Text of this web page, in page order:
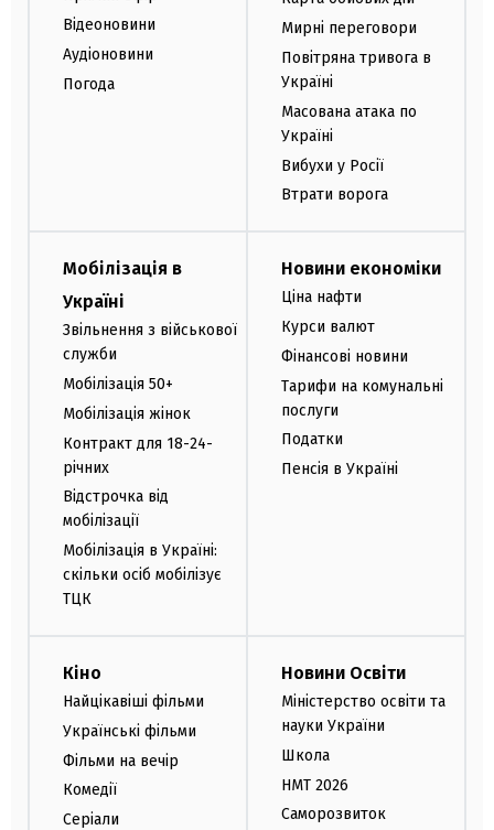
Відеоновини
Аудіоновини
Погода
Мирні переговори
Повітряна тривога в
Україні
Масована атака по
Україні
Вибухи у Росії
Втрати ворога
Мобілізація в
Україні
Звільнення з військової
служби
Мобілізація 50+
Мобілізація жінок
Контракт для 18-24-
річних
Відстрочка від
мобілізації
Мобілізація в Україні:
скільки осіб мобілізує
ТЦК
Новини економіки
Ціна нафти
Курси валют
Фінансові новини
Тарифи на комунальні
послуги
Податки
Пенсія в Україні
Кіно
Найцікавіші фільми
Українські фільми
Фільми на вечір
Комедії
Серіали
Новини Освіти
Міністерство освіти та
науки України
Школа
НМТ 2026
Саморозвиток